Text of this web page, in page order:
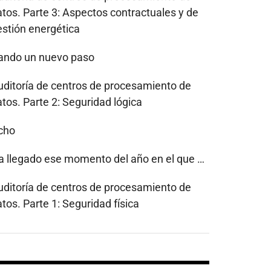
Parte 3: Aspectos contractuales y de
energética
un nuevo paso
de centros de procesamiento de
Parte 2: Seguridad lógica
llegado ese momento del año en el que …
de centros de procesamiento de
Parte 1: Seguridad física